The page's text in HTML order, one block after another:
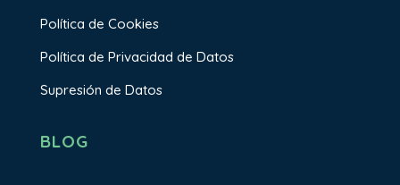
Política de Cookies
Política de Privacidad de Datos
Supresión de Datos
BLOG